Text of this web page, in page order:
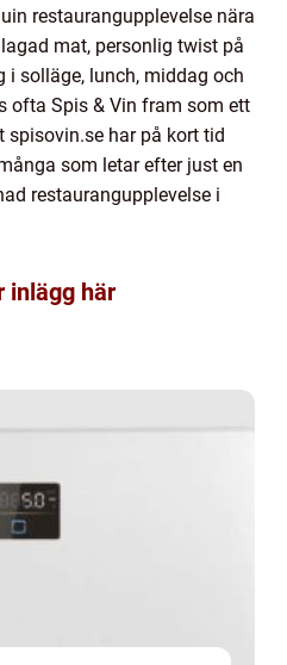
restaurangupplevelse nära
mat, personlig twist på
i solläge, lunch, middag och
ofta Spis & Vin fram som ett
spisovin.se har på kort tid
som letar efter just en
restaurangupplevelse i
inlägg här